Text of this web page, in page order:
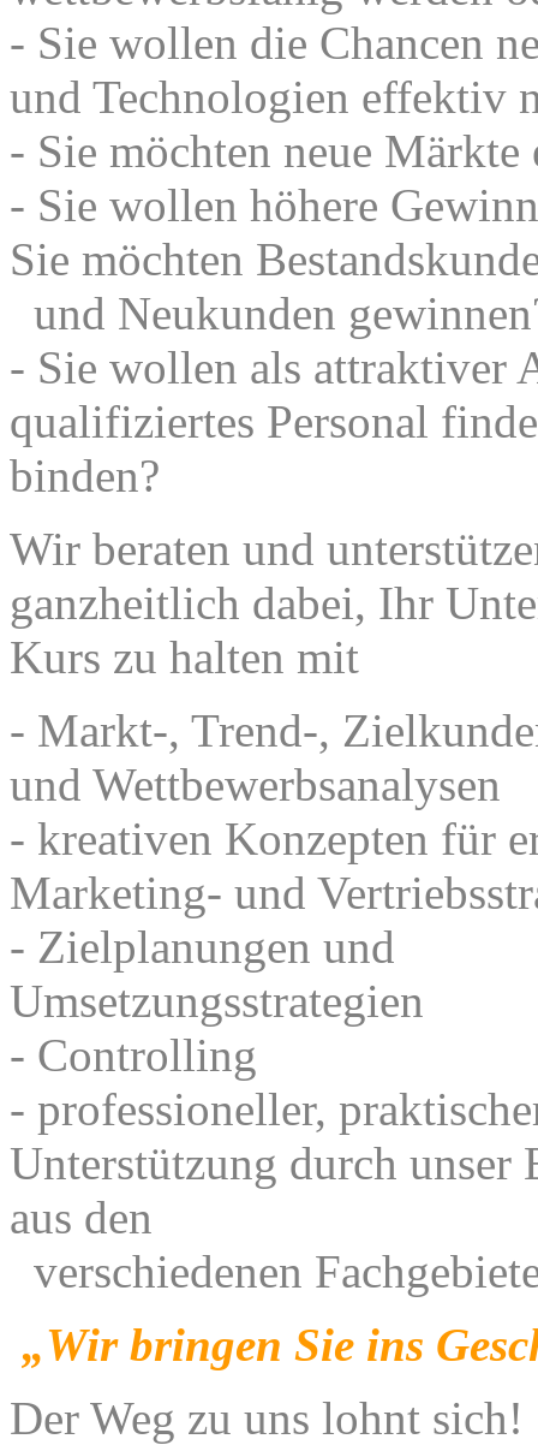
- Sie wollen die Chancen
und Technologien effektiv
- Sie möchten neue Märkte
- Sie wollen höhere
Sie möchten
und Neukunden
- Sie wollen als attraktiver
qualifiziertes Personal
binden?
Wir beraten und
ganzheitlich dabei, Ihr
Kurs zu halten mit
- Markt-, Trend-,
und Wettbewerbsanalysen
- kreativen Konzepten für
Marketing- und
- Zielplanungen und
Umsetzungsstrategien
- Controlling
- professioneller,
Unterstützung durch unser
aus den
verschiedenen
„Wir bringen Sie ins
Der Weg zu uns lohnt sich!